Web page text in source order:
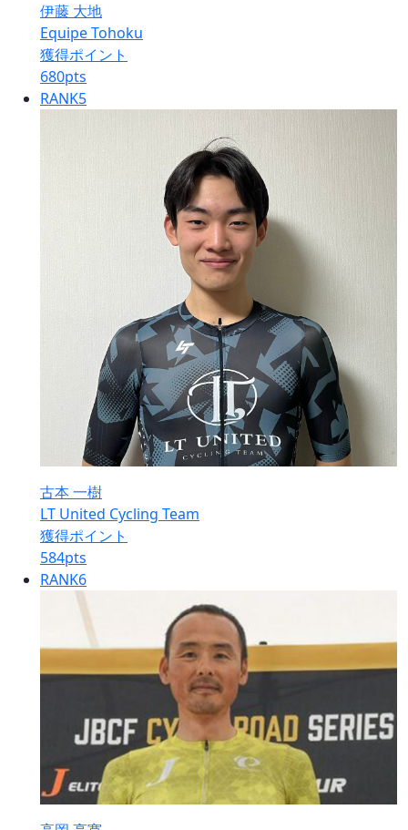
伊藤 大地
Equipe Tohoku
獲得ポイント
680pts
RANK5
古本 一樹
LT United Cycling Team
獲得ポイント
584pts
RANK6